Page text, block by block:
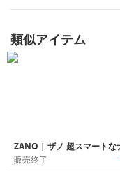
類似アイテム
販売終了